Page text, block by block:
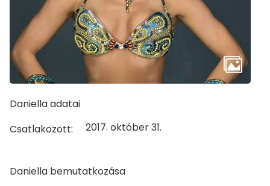
Daniella adatai
Csatlakozott:
2017. október 31.
Daniella bemutatkozása